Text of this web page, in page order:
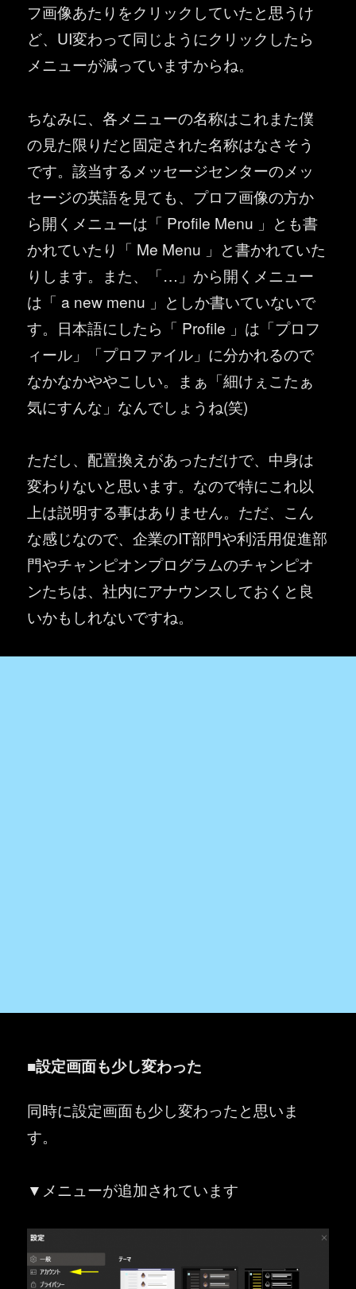
フ画像あたりをクリックしていたと思うけ
ど、UI変わって同じようにクリックしたら
メニューが減っていますからね。
ちなみに、各メニューの名称はこれまた僕
の見た限りだと固定された名称はなさそう
です。該当するメッセージセンターのメッ
セージの英語を見ても、プロフ画像の方か
ら開くメニューは「 Profile Menu 」とも書
かれていたり「 Me Menu 」と書かれていた
りします。また、「…」から開くメニュー
は「 a new menu 」としか書いていないで
す。日本語にしたら「 Profile 」は「プロフ
ィール」「プロファイル」に分かれるので
なかなかややこしい。まぁ「細けぇこたぁ
気にすんな」なんでしょうね(笑)
ただし、配置換えがあっただけで、中身は
変わりないと思います。なので特にこれ以
上は説明する事はありません。ただ、こん
な感じなので、企業のIT部門や利活用促進部
門やチャンピオンプログラムのチャンピオ
ンたちは、社内にアナウンスしておくと良
いかもしれないですね。
■設定画面も少し変わった
同時に設定画面も少し変わったと思いま
す。
▼メニューが追加されています